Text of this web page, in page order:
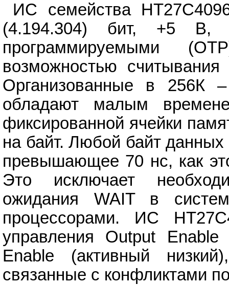
ИС семейства
(4.194.304) бит, +5 В,
программируемыми
возможностью
Организованные в 256К
обладают малым
фиксированной ячейки
на байт. Любой байт
превышающее 70 нс, как
Это исключает
ожидания WAIT в
процессорами. ИС
управления Output
Enable (активный
связанные с конфликтами